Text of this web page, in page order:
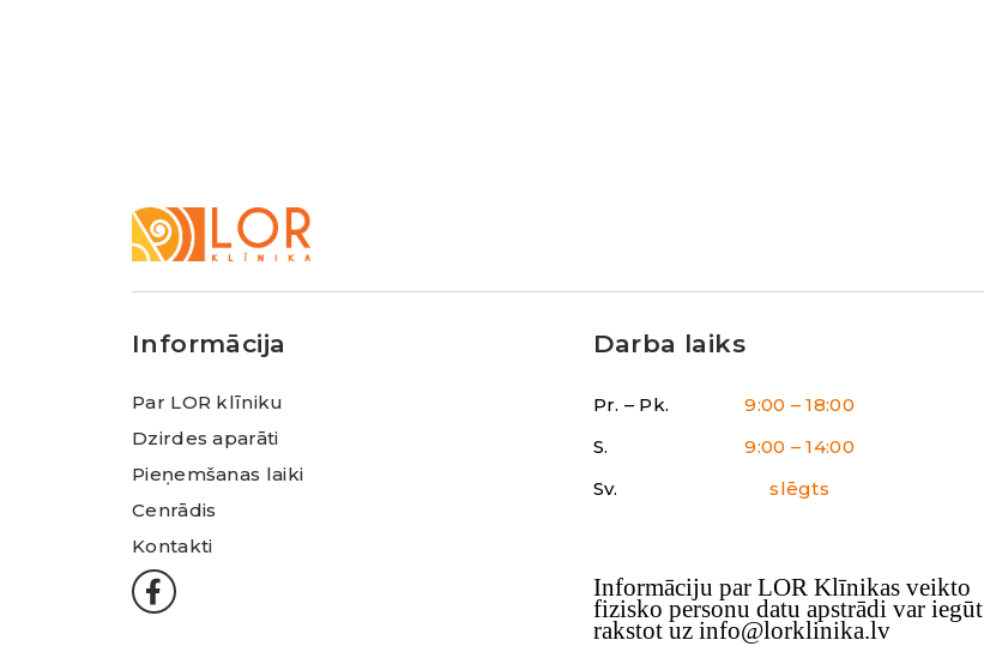
Klīnika
Informācija
Par LOR klīniku
Dzirdes aparāti
Pieņemšanas laiki
Cenrādis
Kontakti
Darba laiks
Pr. – Pk.
9:00 – 18:00
S.
9:00 – 14:00
Sv.
slēgts
Informāciju par LOR Klīnikas veikto
fizisko personu datu apstrādi var iegūt
rakstot uz info@lorklinika.lv